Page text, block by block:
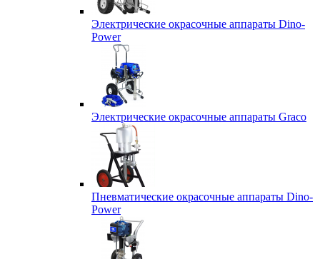
Электрические окрасочные аппараты Dino-
Power
Электрические окрасочные аппараты Graco
Пневматические окрасочные аппараты Dino-
Power